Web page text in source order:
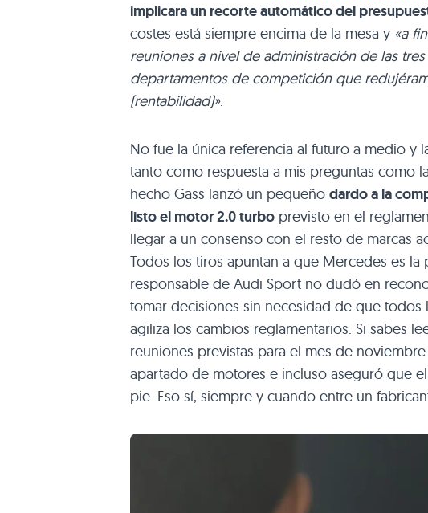
implicara un recorte automático del
costes está siempre encima de la mesa y «a
reuniones a nivel de administración de las
departamentos de competición que
(rentabilidad)».
No fue la única referencia al futuro a medio y
tanto como respuesta a mis preguntas como
hecho Gass lanzó un pequeño dardo a la
listo el motor 2.0 turbo previsto en el
llegar a un consenso con el resto de marcas
Todos los tiros apuntan a que Mercedes es
responsable de Audi Sport no dudó en
tomar decisiones sin necesidad de que
agiliza los cambios reglamentarios. Si sabes
reuniones previstas para el mes de
apartado de motores e incluso aseguró que
pie. Eso sí, siempre y cuando entre un